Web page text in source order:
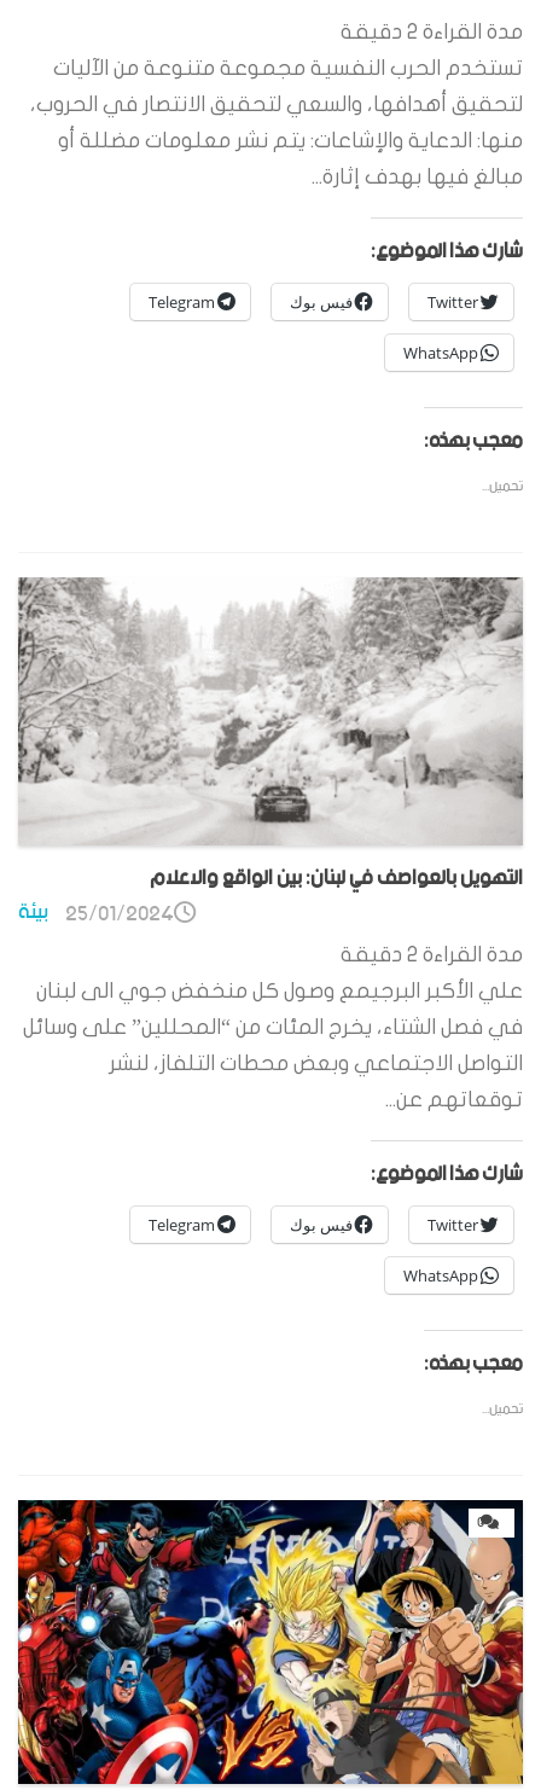
مدة القراءة 2 دقيقة
تستخدم الحرب النفسية مجموعة متنوعة من الآليات
لتحقيق أهدافها، والسعي لتحقيق الانتصار في الحروب،
منها: الدعاية والإشاعات: يتم نشر معلومات مضللة أو
مبالغ فيها بهدف إثارة...
شارك هذا الموضوع:
Twitter فيس بوك Telegram
WhatsApp
معجب بهذه:
تحميل...
التهويل بالعواصف في لبنان: بين الواقع والاعلام
بيئة 25/01/2024
مدة القراءة 2 دقيقة
علي الأكبر البرجيمع وصول كل منخفض جوي الى لبنان
في فصل الشتاء، يخرج المئات من “المحللين” على وسائل
التواصل الاجتماعي وبعض محطات التلفاز، لنشر
توقعاتهم عن...
شارك هذا الموضوع:
Twitter فيس بوك Telegram
WhatsApp
معجب بهذه:
تحميل...
0